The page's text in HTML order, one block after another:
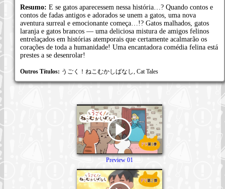
Resumo: E se gatos aparecessem nessa história…? Quando contos e
contos de fadas antigos e adorados se unem a gatos, uma nova
aventura surreal e emocionante começa…!? Gatos malhados, gatos
laranja e gatos brancos — uma deliciosa mistura de amigos felinos
entrelaçados em histórias atemporais que certamente acalmarão os
corações de toda a humanidade! Uma encantadora comédia felina está
prestes a se desenrolar!
Outros Títulos: うごく！ねこむかしばなし, Cat Tales
Preview 01